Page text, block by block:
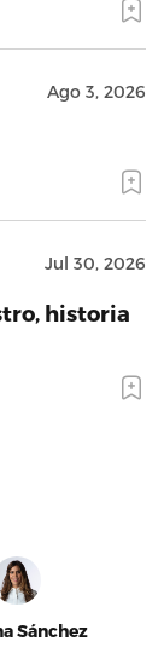
Ago 3, 2026
Jul 30, 2026
historia
Sánchez